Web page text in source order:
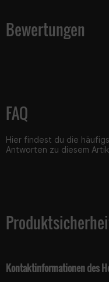
Bewertungen
FAQ
Hier findest du die
Antworten zu diesem
Kontaktinformationen des